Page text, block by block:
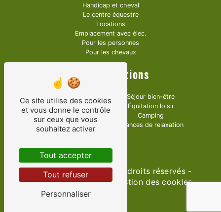
Handicap et cheval
Le centre équestre
Locations
Emplacement avec élec.
Pour les personnes
Pour les chevaux
Nos prestations
Trec Western
Bols tibétains
Équitation handicapé
Centre équestre
Écurie de propriétaire
Séjour bien-être
Équitation loisir
Camping
Séances de relaxation
©Vistalid- 2026 - Tous droits réservés -
Mentions légales-Gestion des cookies
Ce site utilise des cookies
et vous donne le contrôle
sur ceux que vous
souhaitez activer
Tout accepter
Tout refuser
Personnaliser